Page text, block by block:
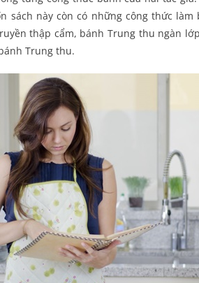
sách này còn có những công thức
thập cẩm, bánh Trung thu ngàn
Trung thu.